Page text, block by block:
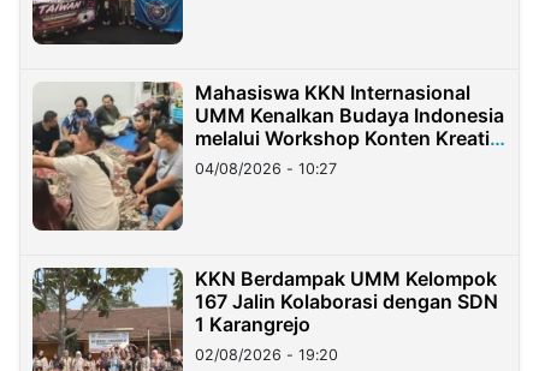
Mahasiswa KKN Internasional
UMM Kenalkan Budaya Indonesia
melalui Workshop Konten Kreatif
di Taiwan
04/08/2026 - 10:27
KKN Berdampak UMM Kelompok
167 Jalin Kolaborasi dengan SDN
1 Karangrejo
02/08/2026 - 19:20